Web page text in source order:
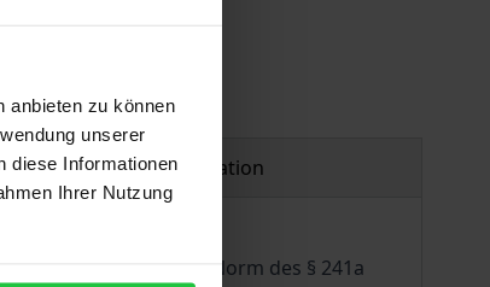
anbieten zu können
unserer
diese Informationen
Ihrer Nutzung
Product safety information
partiell regelnde Norm des § 241a